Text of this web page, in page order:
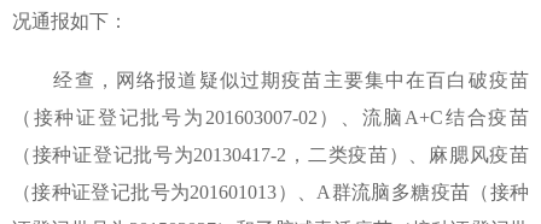
况通报如下：
经查，网络报道疑似过期疫苗主要集中在百白破疫苗
（接种证登记批号为201603007-02）、流脑A+C结合疫苗
（接种证登记批号为20130417-2，二类疫苗）、麻腮风疫苗
（接种证登记批号为201601013）、A群流脑多糖疫苗（接种